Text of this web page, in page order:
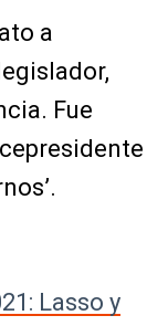
a
Fue
Lasso y